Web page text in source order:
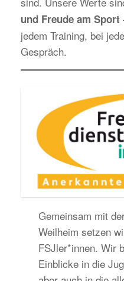
und Freude am Sport
jedem Training, bei
Gespräch.
Gemeinsam mit
Weilheim setzen
FSJler*innen. Wir
Einblicke in die